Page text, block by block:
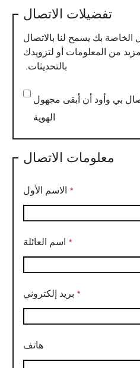
تفضيلات الاتصال
الخاصة بك يسمح لنا بالاتصال
مزيد من المعلومات أو لتزويدك
بالتحديثات.
بي وأود أن أبقى مجهول
الهوية
معلومات الاتصال
الاسم الأول
اسم العائلة
بريد إلكتروني
هاتف